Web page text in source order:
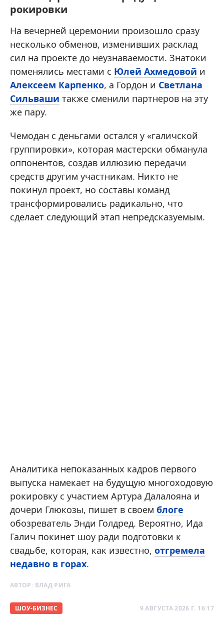
рокировки
На вечерней церемонии произошло сразу
несколько обменов, изменивших расклад
сил на проекте до неузнаваемости. Знатоки
поменялись местами с Юлей Ахмедовой и
Алексеем Карпенко, а Гордон и Светлана
Сильваши также сменили партнеров на эту
же пару.
Чемодан с деньгами остался у «галичской
группировки», которая мастерски обманула
оппонентов, создав иллюзию передачи
средств другим участникам. Никто не
покинул проект, но составы команд
трансформировались радикально, что
сделает следующий этап непредсказуемым.
Аналитика непоказанных кадров первого
выпуска намекает на будущую многоходовую
рокировку с участием Артура Далалояна и
дочери Глюкозы, пишет в своем блоге
обозреватель Энди Голдред. Вероятно, Ида
Галич покинет шоу ради подготовки к
свадьбе, которая, как известно, отгремела
недавно в горах.
АВТОР: ВЛАД РИГА
ШОУ-БИЗНЕС 9 АВГУСТА 2026 Г. 16:17